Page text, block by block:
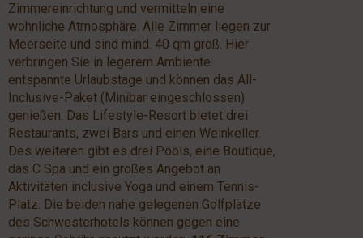
Zimmereinrichtung und vermitteln eine
wohnliche Atmosphäre. Alle Zimmer liegen zur
Meerseite und sind mind. 40 qm groß. Hier
verbringen Sie in legerem Ambiente
entspannte Urlaubstage und können das All-
Inclusive-Paket (Minibar eingeschlossen)
genießen. Das Lifestyle-Resort bietet drei
Restaurants, zwei Bars und einen Weinkeller.
Des weiteren gibt es drei Pools, eine Boutique,
das C Spa und ein großes Angebot an
Aktivitäten inclusive Yoga und einem Tennis-
Platz. Die beiden nahe gelegenen Golfplätze
des Schwesterhotels können gegen eine